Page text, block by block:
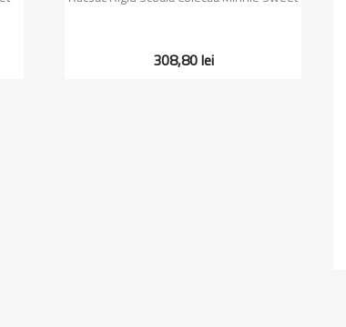
308,80 lei